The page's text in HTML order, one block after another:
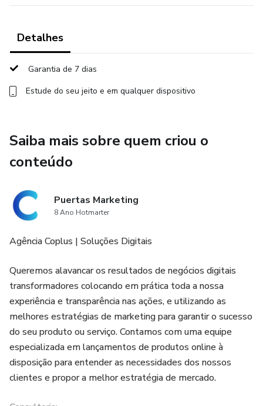
Detalhes
Garantia de 7 dias
Estude do seu jeito e em qualquer dispositivo
Saiba mais sobre quem criou o
conteúdo
Puertas Marketing
8 Ano Hotmarter
Agência Coplus | Soluções Digitais
Queremos alavancar os resultados de negócios digitais
transformadores colocando em prática toda a nossa
experiência e transparência nas ações, e utilizando as
melhores estratégias de marketing para garantir o sucesso
do seu produto ou serviço. Contamos com uma equipe
especializada em lançamentos de produtos online à
disposição para entender as necessidades dos nossos
clientes e propor a melhor estratégia de mercado.